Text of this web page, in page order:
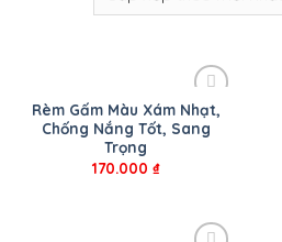
Rèm Gấm Màu Xám Nhạt,
Chống Nắng Tốt, Sang
Trọng
170.000 ₫